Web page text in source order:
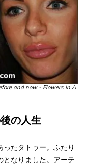
and now - Flowers In A
の人生
たタトゥー。ふたり
となりました。アーテ